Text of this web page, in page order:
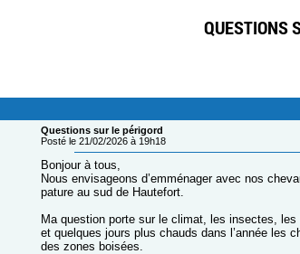
QUESTIONS
Questions sur le périgord
Posté le 21/02/2026 à 19h18
Bonjour à tous,
Nous envisageons d’emménager avec nos
pature au sud de Hautefort.
Ma question porte sur le climat, les insectes,
et quelques jours plus chauds dans l’année les
des zones boisées.